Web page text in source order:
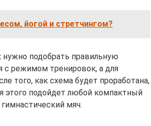
йогой и стретчингом?
нужно подобрать правильную
с режимом тренировок, а для
того, как схема будет проработана,
этого подойдет любой компактный
мяч.